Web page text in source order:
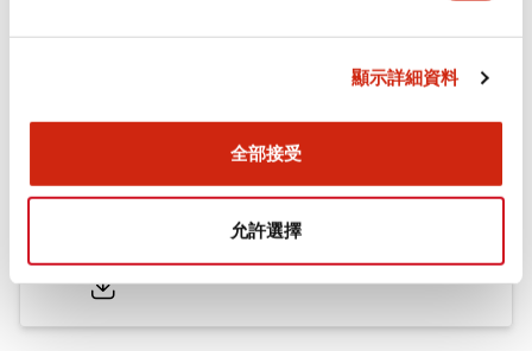
顯示詳細資料
全部接受
允許選擇
文件和檔案
型錄和宣傳手冊 CAD檔 認證與標準
ø25/30 系列 CS型 凸輪開關